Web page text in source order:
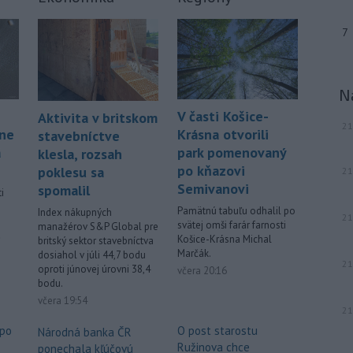
Aktivita v britskom
stavebníctve
klesla, rozsah
poklesu sa
spomalil
Index nákupných
manažérov S&P Global pre
britský sektor stavebníctva
dosiahol v júli 44,7 bodu
oproti júnovej úrovni 38,4
bodu.
včera 19:54
Národná banka ČR
ponechala kľúčovú
V časti Košice-
Krásna otvorili
park pomenovaný
po kňazovi
Semivanovi
Pamätnú tabuľu odhalil po
svätej omši farár farnosti
Košice-Krásna Michal
Marčák.
včera 20:16
O post starostu
Ružinova chce
7